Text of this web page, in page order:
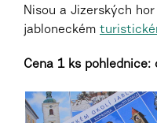
Nisou a Jizerských
jabloneckém
Cena 1 ks pohlednice: